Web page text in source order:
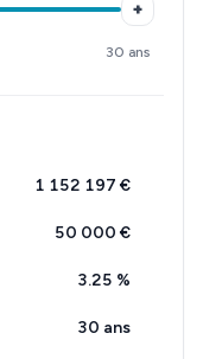
+
30 ans
1 152 197 €
50 000 €
3.25 %
30 ans